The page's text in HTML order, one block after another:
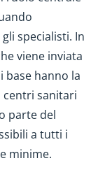
specialisti. In
viene inviata
base hanno la
centri sanitari
parte del
a tutti i
minime.